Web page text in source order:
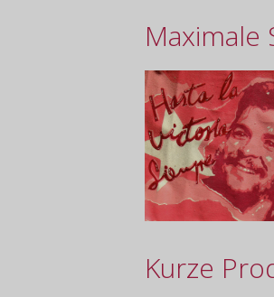
Maximale
Kurze